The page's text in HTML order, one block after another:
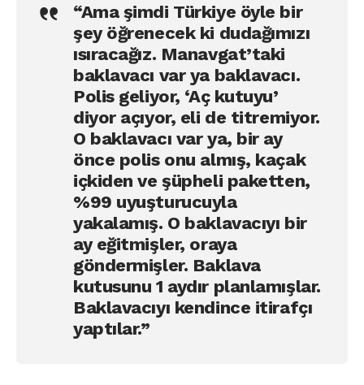
“Ama şimdi Türkiye öyle bir
şey öğrenecek ki dudağımızı
ısıracağız. Manavgat’taki
baklavacı var ya baklavacı.
Polis geliyor, ‘Aç kutuyu’
diyor açıyor, eli de titremiyor.
O baklavacı var ya, bir ay
önce polis onu almış, kaçak
içkiden ve şüpheli paketten,
%99 uyuşturucuyla
yakalamış. O baklavacıyı bir
ay eğitmişler, oraya
göndermişler. Baklava
kutusunu 1 aydır planlamışlar.
Baklavacıyı kendince itirafçı
yaptılar.”